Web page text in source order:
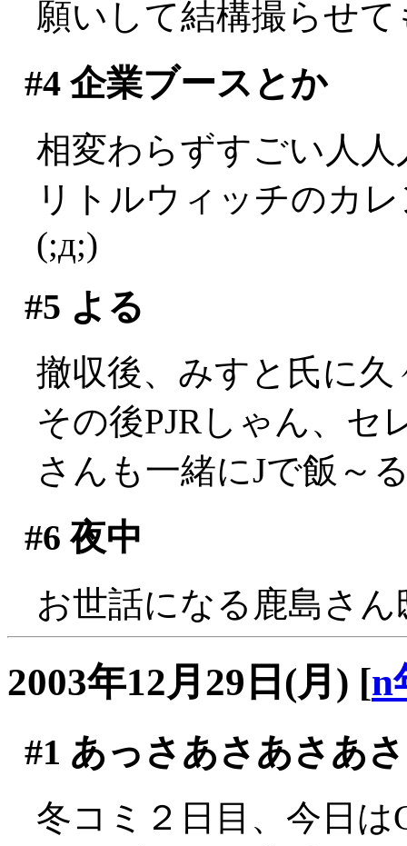
願いして結構撮らせ
#4企業ブースとか
相変わらずすごい人
リトルウィッチのカ
(;д;)
#5 よる
撤収後、みすと氏に
その後PJRしゃん、セ
さんも一緒にJで飯～
#6 夜中
お世話になる鹿島さ
2003年12月29日(月) [n
#1 あっさあさあさあ
冬コミ２日目、今日は